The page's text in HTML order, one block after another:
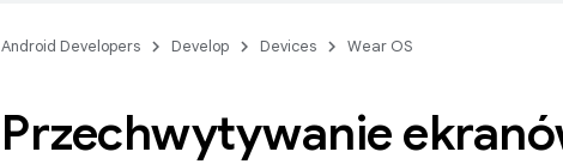
Android Developers Develop Devices Wear OS
Przechwytywanie